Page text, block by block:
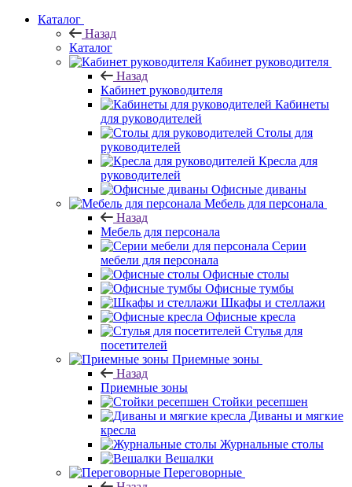
Каталог
Назад
Каталог
Кабинет руководителя
Назад
Кабинет руководителя
Кабинеты
для руководителей
Столы для
руководителей
Кресла для
руководителей
Офисные диваны
Мебель для персонала
Назад
Мебель для персонала
Серии
мебели для персонала
Офисные столы
Офисные тумбы
Шкафы и стеллажи
Офисные кресла
Стулья для
посетителей
Приемные зоны
Назад
Приемные зоны
Стойки ресепшен
Диваны и мягкие
кресла
Журнальные столы
Вешалки
Переговорные